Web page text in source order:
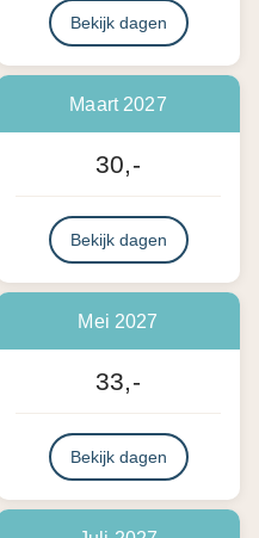
Bekijk dagen
Maart 2027
30,-
Bekijk dagen
Mei 2027
33,-
Bekijk dagen